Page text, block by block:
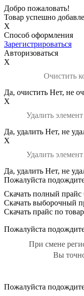
Добро пожаловать!
Товар успешно
X
Способ оформления
Зарегистрироваться
Авторизоваться
X
Очистить
Да, очистить Нет, не
X
Удалить
Да, удалить Нет, не
X
Удалить
Да, удалить Нет, не
Пожалуйста
Скачать полный прайс
Скачать выборочный
Скачать прайс по
Пожалуйста
При смене
Вы
Пожалуйста